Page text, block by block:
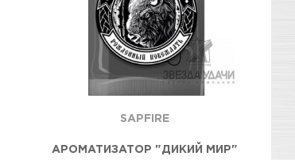
SAPFIRE
АРОМАТИЗАТОР "ДИКИЙ МИР"